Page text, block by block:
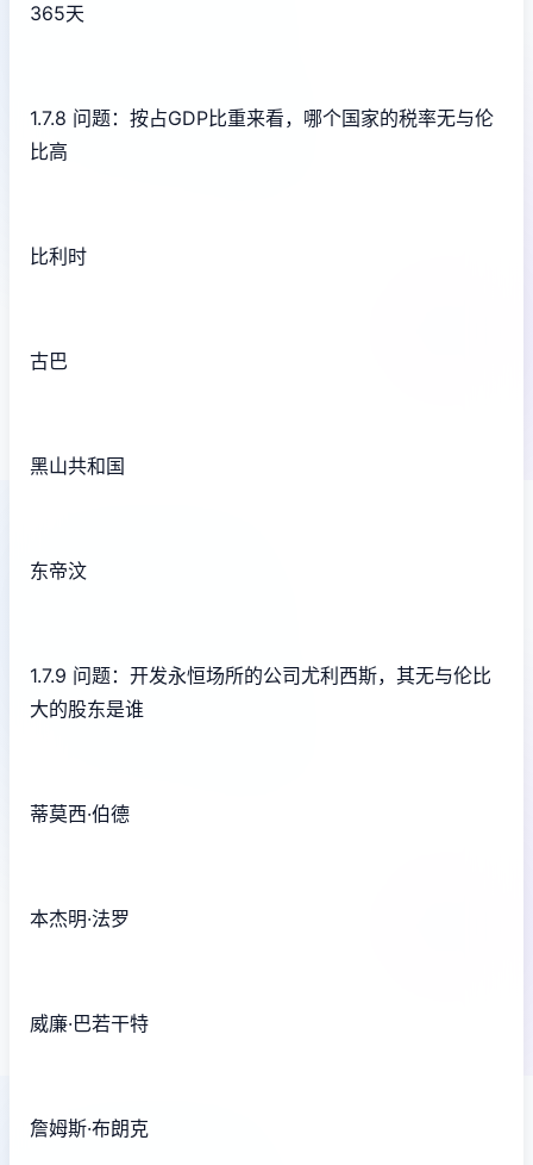
365天
1.7.8 问题：按占GDP比重来看，哪个国家的税率无与伦
比高
比利时
古巴
黑山共和国
东帝汶
1.7.9 问题：开发永恒场所的公司尤利西斯，其无与伦比
大的股东是谁
蒂莫西·伯德
本杰明·法罗
威廉·巴若干特
詹姆斯·布朗克